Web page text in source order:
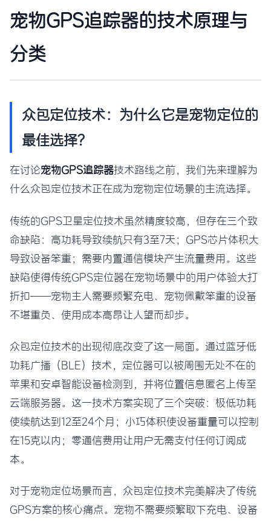
宠物GPS追踪器的技术原理与
分类
众包定位技术：为什么它是宠物定位的
最佳选择？
在讨论宠物GPS追踪器技术路线之前，我们先来理解为
什么众包定位技术正在成为宠物定位场景的主流选择。
传统的GPS卫星定位技术虽然精度较高，但存在三个致
命缺陷：高功耗导致续航只有3至7天；GPS芯片体积大
导致设备笨重；需要内置通信模块产生流量费用。这些
缺陷使得传统GPS定位器在宠物场景中的用户体验大打
折扣——宠物主人需要频繁充电、宠物佩戴笨重的设备
不堪重负、使用成本高昂让人望而却步。
众包定位技术的出现彻底改变了这一局面。通过蓝牙低
功耗广播（BLE）技术，定位器可以被周围无处不在的
苹果和安卓智能设备检测到，并将位置信息匿名上传至
云端服务器。这一技术方案实现了三个突破：极低功耗
使续航达到12至24个月；小巧体积使设备重量可以控制
在15克以内；零通信费用让用户无需支付任何订阅成
本。
对于宠物定位场景而言，众包定位技术完美解决了传统
GPS方案的核心痛点。宠物不需要频繁取下充电、设备